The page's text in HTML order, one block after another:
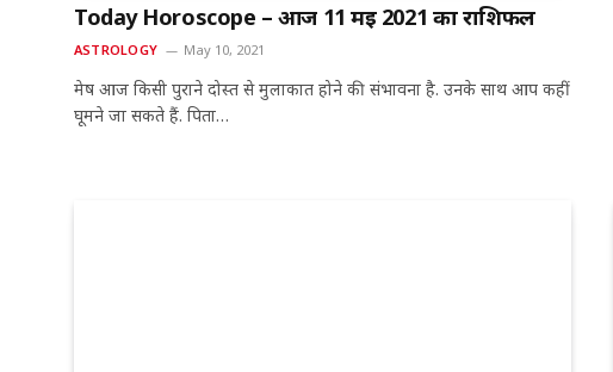
Today Horoscope – आज 11 मई 2021 का राशिफल
ASTROLOGY May 10, 2021
मेष आज किसी पुराने दोस्त से मुलाकात होने की संभावना है. उनके साथ आप कहीं
घूमने जा सकते हैं. पिता…